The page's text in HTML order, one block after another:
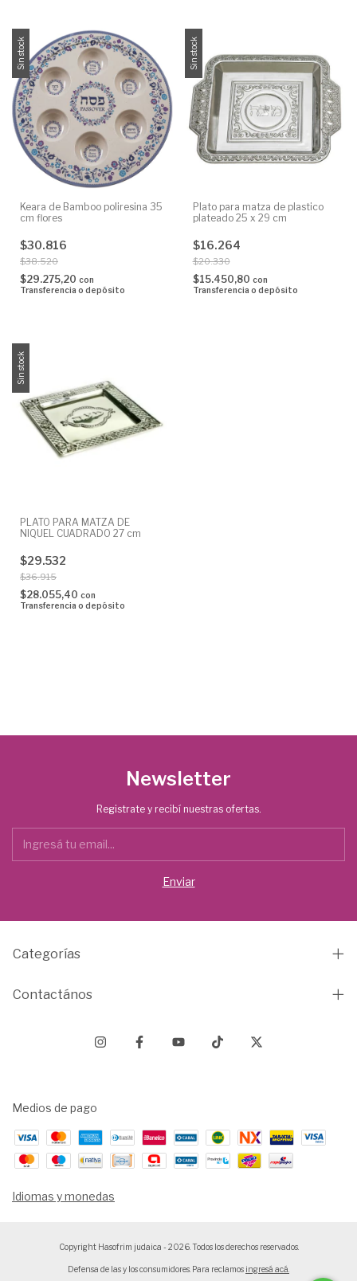
Sin stock
Keara de Bamboo poliresina 35
cm flores
$30.816
$38.520
$29.275,20 con
Transferencia o depósito
Sin stock
Plato para matza de plastico
plateado 25 x 29 cm
$16.264
$20.330
$15.450,80 con
Transferencia o depósito
Sin stock
PLATO PARA MATZA DE
NIQUEL CUADRADO 27 cm
$29.532
$36.915
$28.055,40 con
Transferencia o depósito
Newsletter
Registrate y recibí nuestras ofertas.
Categorías
Contactános
Medios de pago
Idiomas y monedas
Copyright Hasofrim judaica - 2026. Todos los derechos reservados.
Defensa de las y los consumidores. Para reclamos ingresá acá.